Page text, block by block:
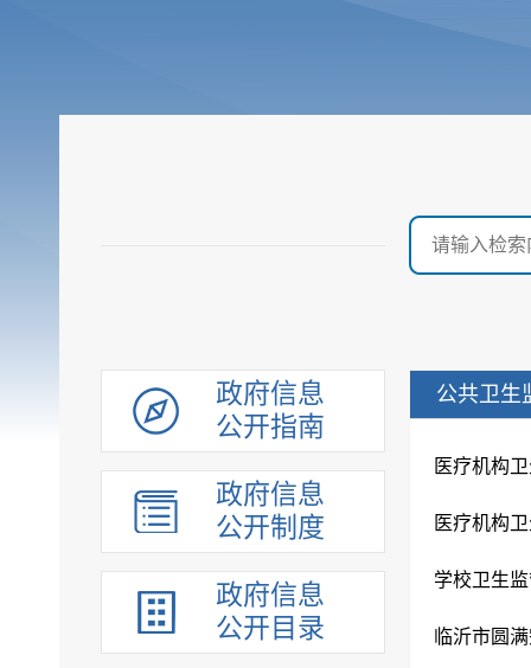
政府信息
公开指南
政府信息
公开制度
政府信息
公开目录
公共卫生
医疗机构
医疗机构
学校卫生
临沂市圆